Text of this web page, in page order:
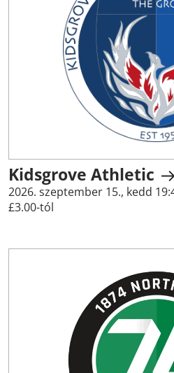
Kidsgrove Athletic
2026. szeptember 15., kedd
£3.00-tól